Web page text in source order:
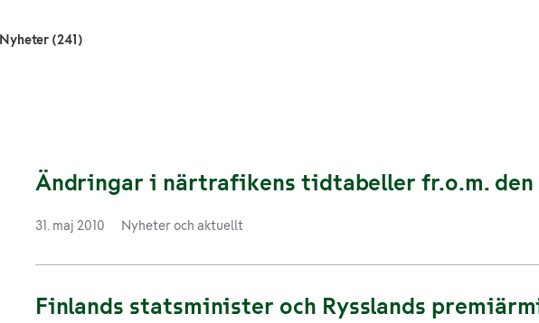
Nyheter (241)
Ändringar i närtrafikens tidtabeller fr.o.m. den
31. maj 2010 Nyheter och aktuellt
Finlands statsminister och Rysslands